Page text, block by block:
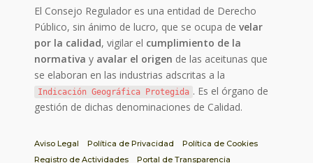
El Consejo Regulador es una entidad de Derecho
Público, sin ánimo de lucro, que se ocupa develar
por la calidad, vigilar el cumplimiento de la
normativa y avalar el origen de las aceitunas que
se elaboran en las industrias adscritas a la
Indicación Geográfica Protegida . Es el órgano de
gestión de dichas denominaciones de Calidad.
Aviso Legal Política de Privacidad
Política de Cookies
Registro de Actividades
Portal de Transparencia